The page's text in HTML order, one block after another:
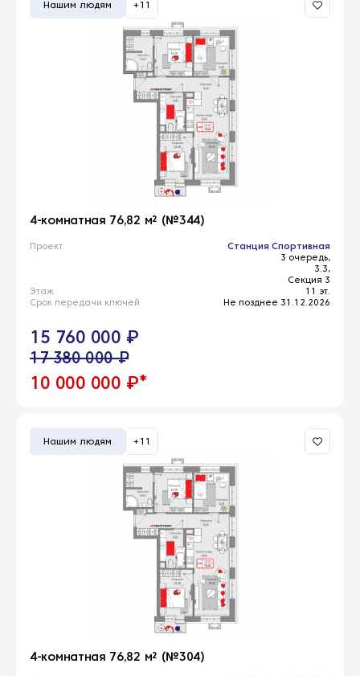
Нашим людям +11
4-комнатная 76,82 м² (№344)
Проект
Станция Спортивная
3 очередь,
3.3,
Секция 3
Этаж
11 эт.
Срок передачи ключей
Не позднее 31.12.2026
15 760 000 ₽
17 380 000 ₽
10 000 000 ₽*
Нашим людям +11
4-комнатная 76,82 м² (№304)